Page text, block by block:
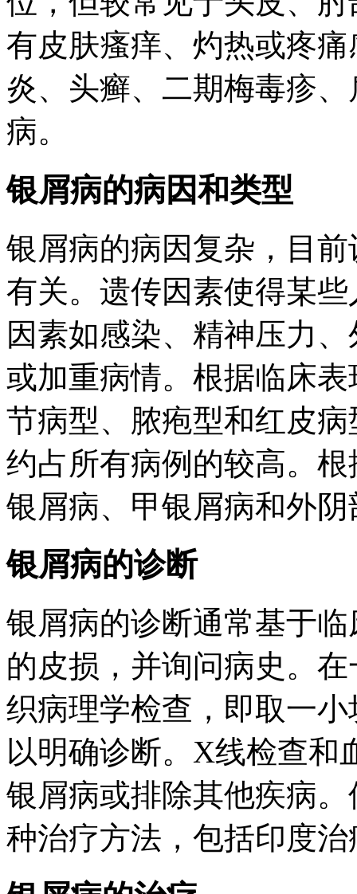
有皮肤瘙痒、灼热或疼
炎、头癣、二期梅毒疹
病。
银屑病的病因和类型
银屑病的病因复杂，目
有关。遗传因素使得某
因素如感染、精神压力
或加重病情。根据临床
节病型、脓疱型和红皮
约占所有病例的较高。
银屑病、甲银屑病和外
银屑病的诊断
银屑病的诊断通常基于
的皮损，并询问病史。
织病理学检查，即取一
以明确诊断。X线检查和
银屑病或排除其他疾病
种治疗方法，包括印度